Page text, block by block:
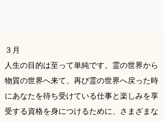
３月
人生の目的は至って単純です。霊の世界から
物質の世界へ来て、再び霊の世界へ戻った時
にあなたを待ち受けている仕事と楽しみを享
受する資格を身につけるために、さまざまな